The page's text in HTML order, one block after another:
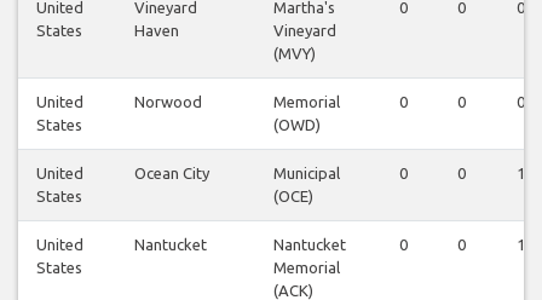
United
States
Vineyard
Haven
Martha's
Vineyard
(MVY)
0 0 0
United
States
Norwood
Memorial
(OWD)
0 0 0
United
States
Ocean City
Municipal
(OCE)
0 0 1
United
States
Nantucket
Nantucket
Memorial
(ACK)
0 0 1